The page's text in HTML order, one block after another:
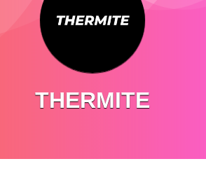
THERMITE